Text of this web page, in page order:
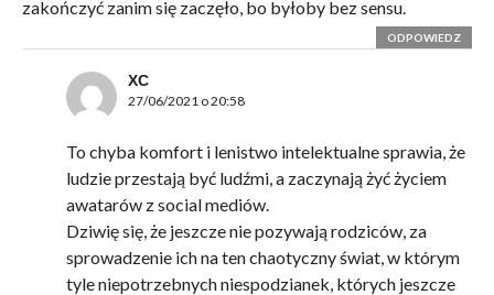
zakończyć zanim się zaczęło, bo byłoby bez sensu.
ODPOWIEDZ
XC
27/06/2021 o 20:58
To chyba komfort i lenistwo intelektualne sprawia, że
ludzie przestają być ludźmi, a zaczynają żyć życiem
awatarów z social mediów.
Dziwię się, że jeszcze nie pozywają rodziców, za
sprowadzenie ich na ten chaotyczny świat, w którym
tyle niepotrzebnych niespodzianek, których jeszcze